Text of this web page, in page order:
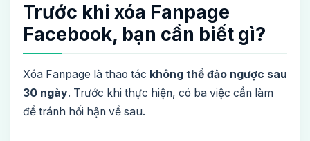
Trước khi xóa Fanpage
Facebook, bạn cần biết gì?
Xóa Fanpage là thao tác không thể đảo ngược sau
30 ngày. Trước khi thực hiện, có ba việc cần làm
để tránh hối hận về sau.